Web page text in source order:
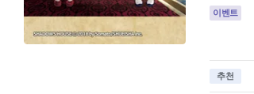
이벤트
추천